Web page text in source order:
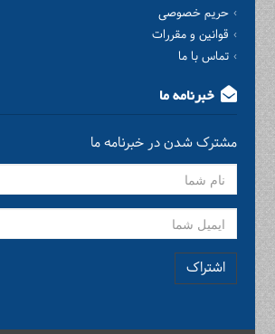
حریم خصوصی
قوانین و مقررات
تماس با ما
خبرنامه ما
مشترک شدن در خبرنامه ما
اشتراک